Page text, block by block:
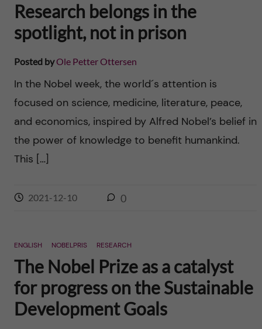
Research belongs in the
spotlight, not in prison
Posted byOle Petter Ottersen
In the Nobel week, the world´s attention is
focused on science, medicine, literature, peace,
and economics, inspired by Alfred Nobel’s belief in
the power of knowledge to benefit humankind.
This […]
2021-12-10 0
ENGLISH NOBELPRIS RESEARCH
The Nobel Prize as a catalyst
for progress on the Sustainable
Development Goals